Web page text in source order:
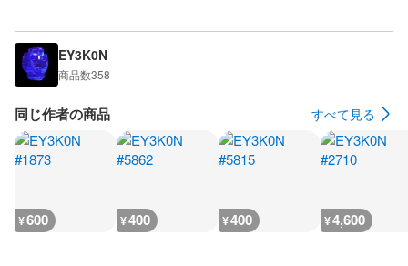
EY3K0N
商品数358
同じ作者の商品 すべて見る
¥600 ¥400 ¥400 ¥4,600